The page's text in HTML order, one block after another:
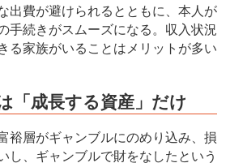
出費が避けられるとともに、本人が
手続きがスムーズになる。収入状況
る家族がいることはメリットが多い
「成長する資産」だけ
裕層がギャンブルにのめり込み、損
し、ギャンブルで財をなしたという